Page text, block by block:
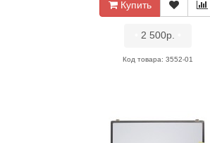
Купить
2 500р.
Код товара: 3552-01